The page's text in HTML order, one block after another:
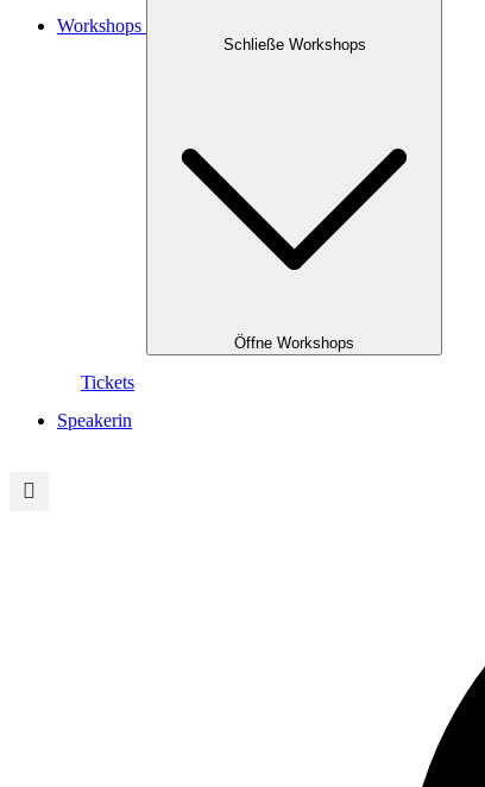
Workshops
Schließe Workshops
Öffne Workshops
Tickets
Speakerin